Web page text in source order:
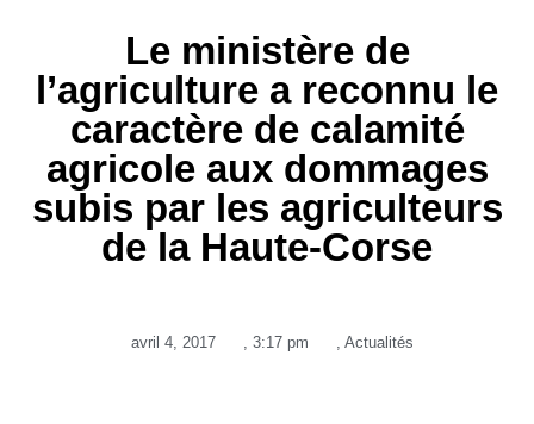
Le ministère de
l’agriculture a reconnu le
caractère de calamité
agricole aux dommages
subis par les agriculteurs
de la Haute-Corse
avril 4, 2017 , 3:17 pm , Actualités